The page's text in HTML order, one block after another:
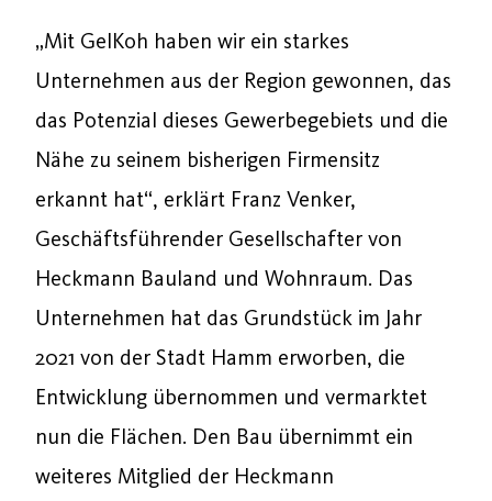
„Mit GelKoh haben wir ein starkes
Unternehmen aus der Region gewonnen, das
das Potenzial dieses Gewerbegebiets und die
Nähe zu seinem bisherigen Firmensitz
erkannt hat“, erklärt Franz Venker,
Geschäftsführender Gesellschafter von
Heckmann Bauland und Wohnraum. Das
Unternehmen hat das Grundstück im Jahr
2021 von der Stadt Hamm erworben, die
Entwicklung übernommen und vermarktet
nun die Flächen. Den Bau übernimmt ein
weiteres Mitglied der Heckmann